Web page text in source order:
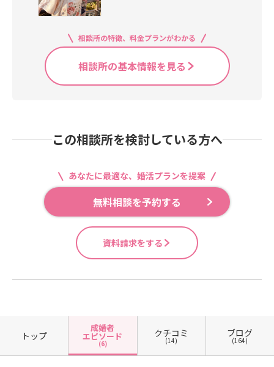
相談所の特徴、料金プランがわかる
相談所の基本情報を見る
この相談所を検討している方へ
あなたに最適な、婚活プランを提案
無料相談を予約する
資料請求をする
トップ
成婚者
エピソード
(6)
クチコミ
(14)
ブログ
(164)